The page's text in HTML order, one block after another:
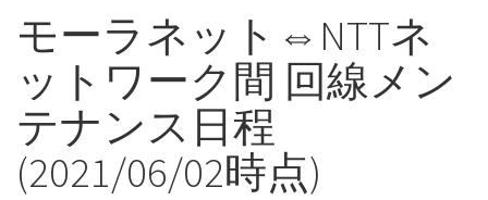
モーラネット⇔NTTネ
ットワーク間 回線メン
テナンス日程
(2021/06/02時点)